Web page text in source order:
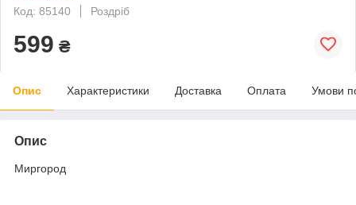
Код: 85140
Роздріб
599 ₴
Опис Характеристики Доставка Оплата Умови
Опис
Миргород